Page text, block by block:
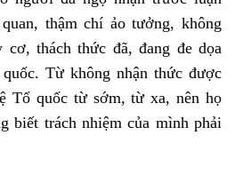
thậm chí ảo tưởng, không
cơ, thách thức đã, đang đe dọa
Từ không nhận thức được
Tổ quốc từ sớm, từ xa, nên họ
biết trách nhiệm của mình phải